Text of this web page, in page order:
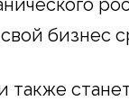
бизнес
также